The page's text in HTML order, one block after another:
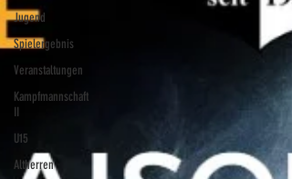
Jugend
Spielergebnis
Veranstaltungen
Kampfmannschaft
II
U15
Altherren